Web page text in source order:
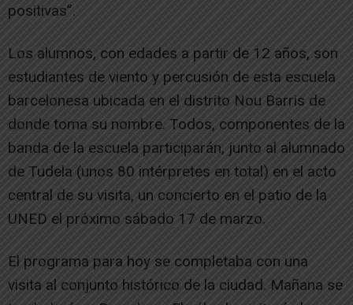
positivas”.
Los alumnos, con edades a partir de 12 años, son
estudiantes de viento y percusión de esta escuela
barcelonesa ubicada en el distrito Nou Barris de
donde toma su nombre. Todos, componentes de la
banda de la escuela participarán, junto al alumnado
de Tudela (unos 80 intérpretes en total) en el acto
central de su visita, un concierto en el patio de la
UNED el próximo sábado 17 de marzo.
El programa para hoy se completaba con una
visita al conjunto histórico de la ciudad. Mañana se